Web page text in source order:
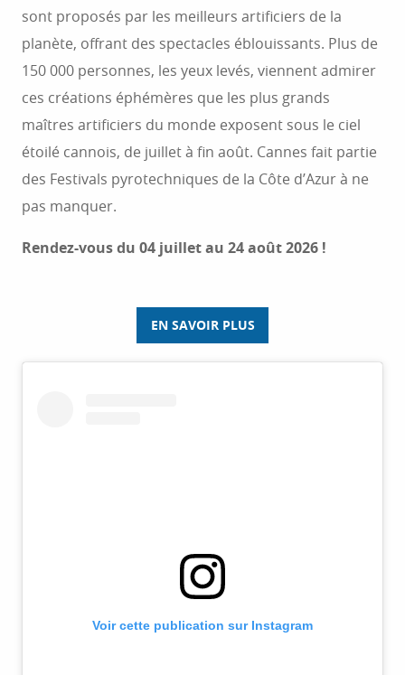
sont proposés par les meilleurs artificiers de la
planète, offrant des spectacles éblouissants. Plus de
150 000 personnes, les yeux levés, viennent admirer
ces créations éphémères que les plus grands
maîtres artificiers du monde exposent sous le ciel
étoilé cannois, de juillet à fin août. Cannes fait partie
des Festivals pyrotechniques de la Côte d’Azur à ne
pas manquer.
Rendez-vous du 04 juillet au 24 août 2026 !
EN SAVOIR PLUS
Voir cette publication sur Instagram